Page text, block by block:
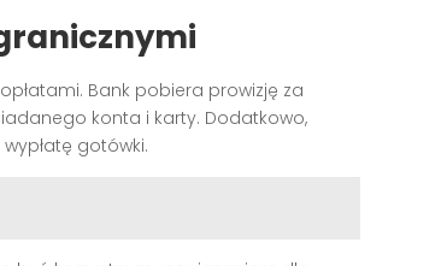
Bank pobiera prowizję za
konta i karty. Dodatkowo,
gotówki.